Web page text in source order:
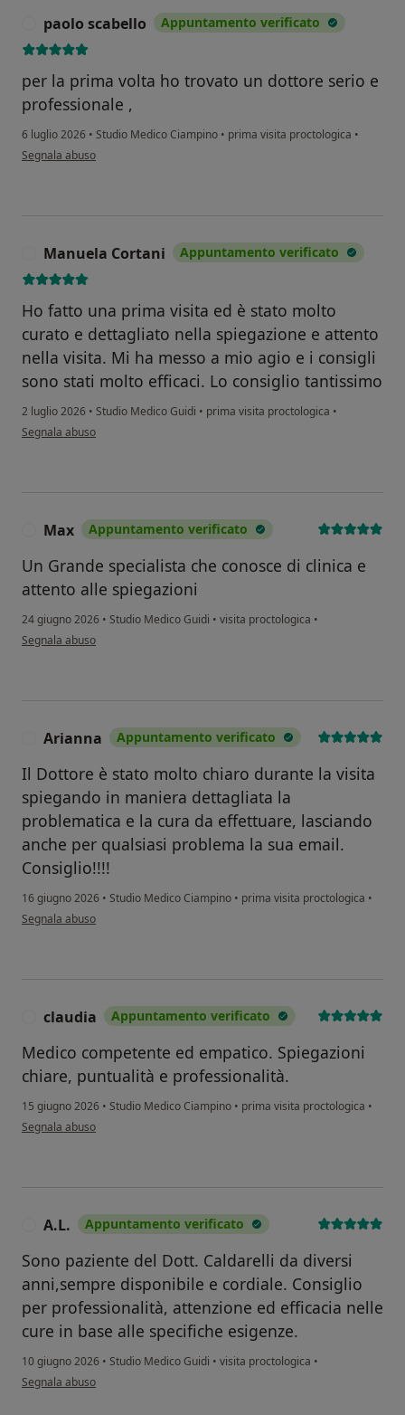
paolo scabello Appuntamento verificato
per la prima volta ho trovato un dottore serio e
professionale ,
6 luglio 2026 • Studio Medico Ciampino • prima visita proctologica •
secondo l'opinione dell'utente paolo scabello
Segnala abuso
Manuela Cortani Appuntamento verificato
Ho fatto una prima visita ed è stato molto
curato e dettagliato nella spiegazione e attento
nella visita. Mi ha messo a mio agio e i consigli
sono stati molto efficaci. Lo consiglio tantissimo
2 luglio 2026 • Studio Medico Guidi • prima visita proctologica •
secondo l'opinione dell'utente Manuela Cortani
Segnala abuso
Max Appuntamento verificato
Un Grande specialista che conosce di clinica e
attento alle spiegazioni
24 giugno 2026 • Studio Medico Guidi • visita proctologica •
secondo l'opinione dell'utente Max
Segnala abuso
Arianna Appuntamento verificato
Il Dottore è stato molto chiaro durante la visita
spiegando in maniera dettagliata la
problematica e la cura da effettuare, lasciando
anche per qualsiasi problema la sua email.
Consiglio!!!!
16 giugno 2026 • Studio Medico Ciampino • prima visita proctologica •
secondo l'opinione dell'utente Arianna
Segnala abuso
claudia Appuntamento verificato
Medico competente ed empatico. Spiegazioni
chiare, puntualità e professionalità.
15 giugno 2026 • Studio Medico Ciampino • prima visita proctologica •
secondo l'opinione dell'utente claudia
Segnala abuso
A.L. Appuntamento verificato
Sono paziente del Dott. Caldarelli da diversi
anni,sempre disponibile e cordiale. Consiglio
per professionalità, attenzione ed efficacia nelle
cure in base alle specifiche esigenze.
10 giugno 2026 • Studio Medico Guidi • visita proctologica •
secondo l'opinione dell'utente A.L.
Segnala abuso